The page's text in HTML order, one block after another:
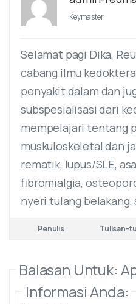
Keymaster
Selamat pagi Dika,
cabang ilmu
penyakit dalam dan
subspesialisasi dari
mempelajari tentang
muskuloskeletal dan
rematik, lupus/SLE,
fibromialgia,
nyeri tulang
Penulis Tulisan-
Balasan Untuk:
Informasi Anda: